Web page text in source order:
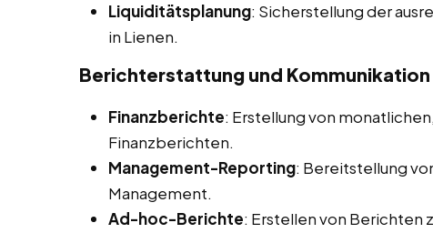
Liquiditätsplanung: Sicherstellung der
in Lienen.
Berichterstattung und Kommunikation
Finanzberichte: Erstellung von
Finanzberichten.
Management-Reporting: Bereitstellung
Management.
Ad-hoc-Berichte: Erstellen von Berichten